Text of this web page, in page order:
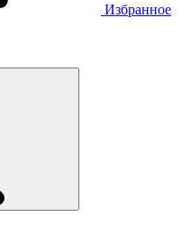
Избранное